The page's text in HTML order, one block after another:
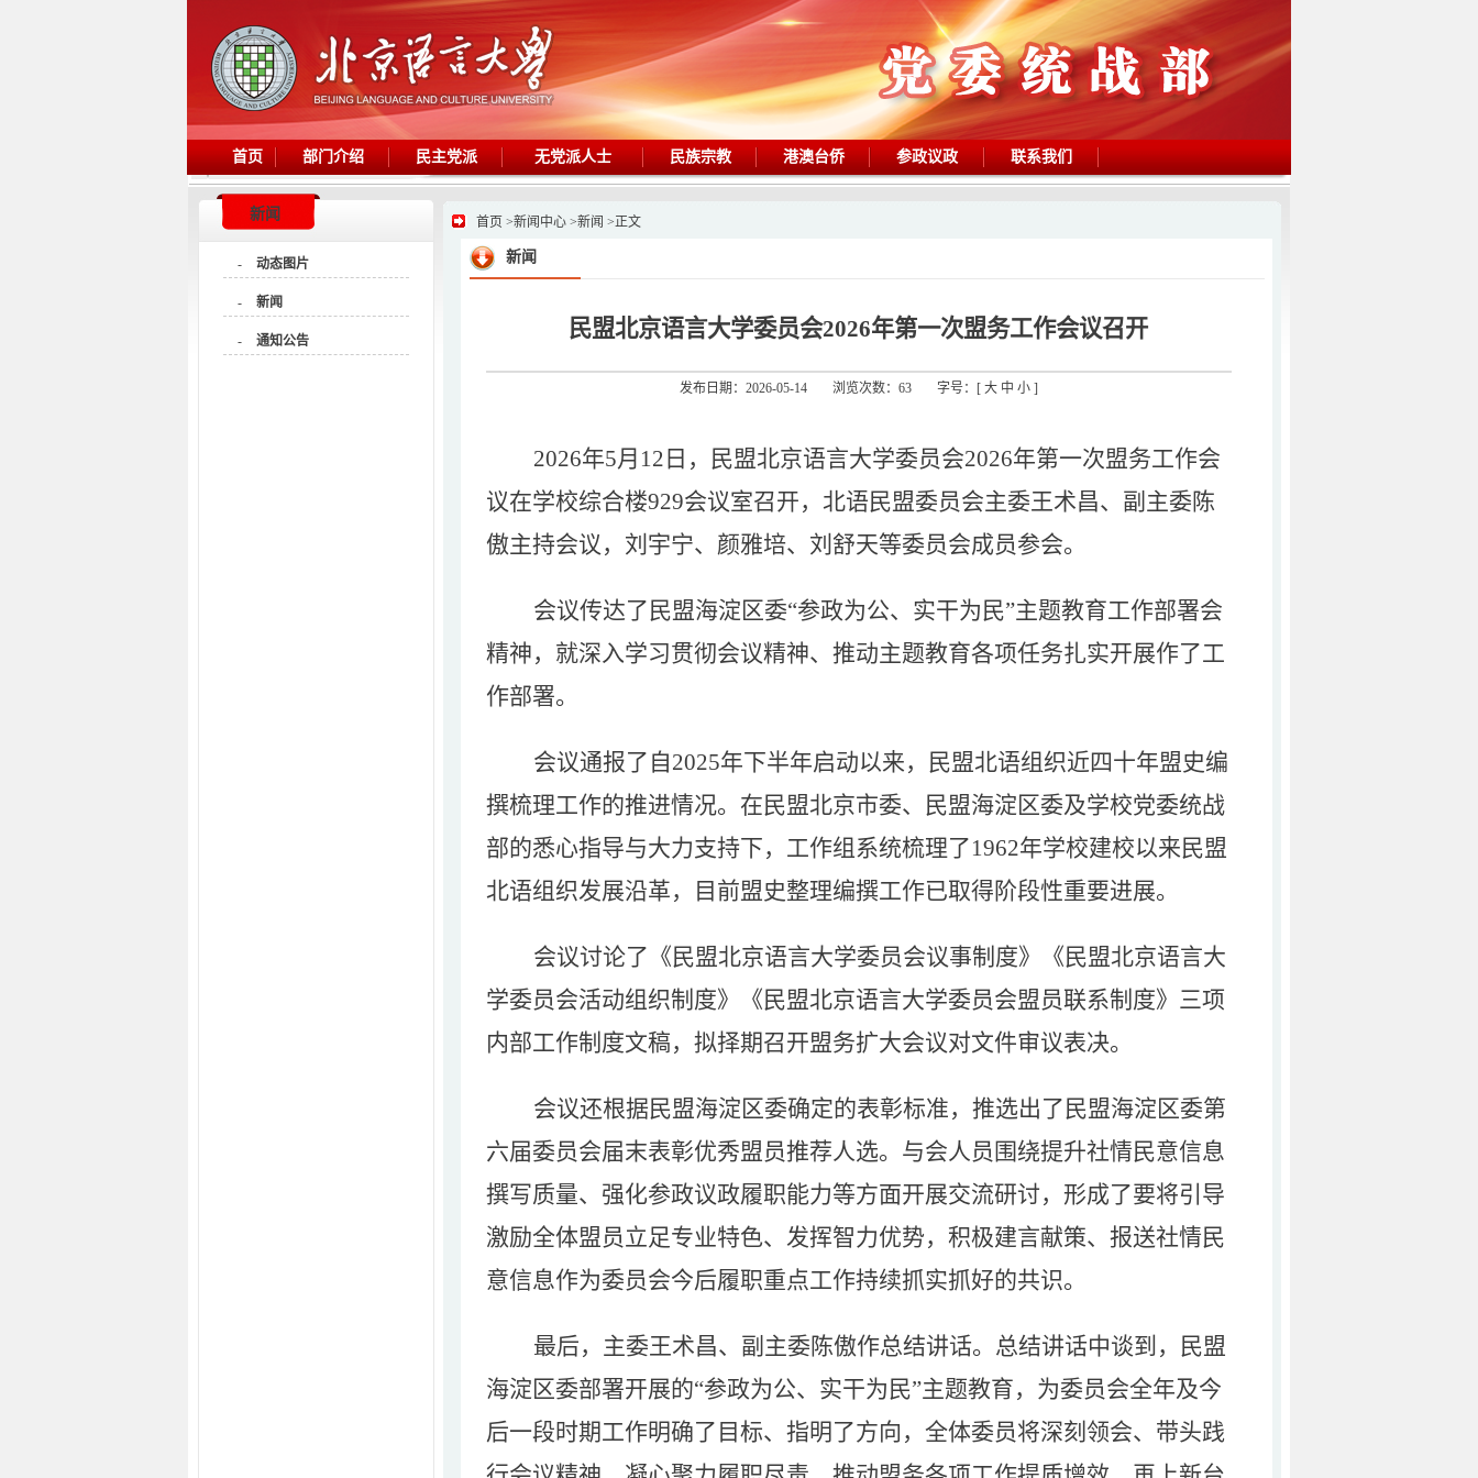
首页 部门介绍 民主党派 无党派人士 民族宗教 港澳台侨 参政议政 联系我们
新闻
- 动态图片
- 新闻
- 通知公告
首页 >新闻中心 >新闻 >正文
新闻
民盟北京语言大学委员会2026年第一次盟务工作会议召开
发布日期：2026-05-14 浏览次数： 63 字号：[ 大 中 小]
2026年5月12日，民盟北京语言大学委员会2026年第一次盟务工作会
议在学校综合楼929会议室召开，北语民盟委员会主委王术昌、副主委陈
傲主持会议，刘宇宁、颜雅培、刘舒天等委员会成员参会。
会议传达了 民盟海淀区委“参政为公、实干为民”主题教育工作部署会
精神，就深入学习贯彻会议精神、推动主题教育各项任务扎实开展作了工
作部署。
会议通报了自2025年下半年启动以来，民盟北语组织近四十年盟史编
撰梳理工作的推进情况。在民盟北京市委、民盟海淀区委及学校党委统战
部的悉心指导与大力支持下，工作组系统梳理了1962年学校建校以来民盟
北语组织发展沿革，目前盟史整理编撰工作已取得阶段性重要进展。
会议讨论了《民盟北京语言大学委员会议事制度》《民盟北京语言大
学委员会活动组织制度》《民盟北京语言大学委员会盟员联系制度》三项
内部工作制度文稿，拟择期召开盟务扩大会议对文件审议表决。
会议还根据民盟海淀区委确定的表彰标准，推选出了民盟海淀区委第
六届委员会届末表彰优秀盟员推荐人选。与会人员围绕提升社情民意信息
撰写质量、强化参政议政履职能力等方面开展交流研讨，形成了要将引导
激励全体盟员立足专业特色、发挥智力优势，积极建言献策、报送社情民
意信息作为委员会今后履职重点工作持续抓实抓好的共识。
最后，主委王术昌、副主委陈傲作总结讲话。总结讲话中谈到 ，民盟
海淀区委部署开展的“参政为公、实干为民”主题教育，为委员会全年及今
后一段时期工作明确了目标、指明了方向 ，全体委员将深刻领会、带头践